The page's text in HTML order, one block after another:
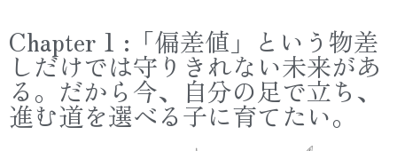
Chapter 1 :「偏差値」という物差
しだけでは守りきれない未来があ
る。だから今、自分の足で立ち、
進む道を選べる子に育てたい。